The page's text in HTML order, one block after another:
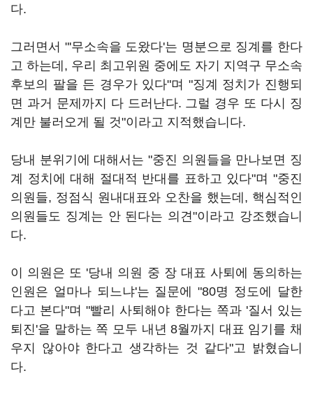
다.
그러면서 "'무소속을 도왔다'는 명분으로 징계를 한다
고 하는데, 우리 최고위원 중에도 자기 지역구 무소속
후보의 팔을 든 경우가 있다"며 "징계 정치가 진행되
면 과거 문제까지 다 드러난다. 그럴 경우 또 다시 징
계만 불러오게 될 것"이라고 지적했습니다.
당내 분위기에 대해서는 "중진 의원들을 만나보면 징
계 정치에 대해 절대적 반대를 표하고 있다"며 "중진
의원들, 정점식 원내대표와 오찬을 했는데, 핵심적인
의원들도 징계는 안 된다는 의견"이라고 강조했습니
다.
이 의원은 또 '당내 의원 중 장 대표 사퇴에 동의하는
인원은 얼마나 되느냐'는 질문에 "80명 정도에 달한
다고 본다"며 "빨리 사퇴해야 한다는 쪽과 '질서 있는
퇴진'을 말하는 쪽 모두 내년 8월까지 대표 임기를 채
우지 않아야 한다고 생각하는 것 같다"고 밝혔습니
다.